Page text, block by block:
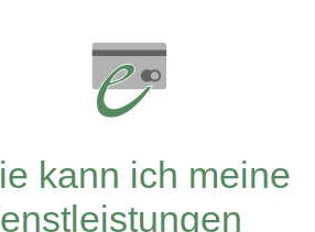
kann ich meine